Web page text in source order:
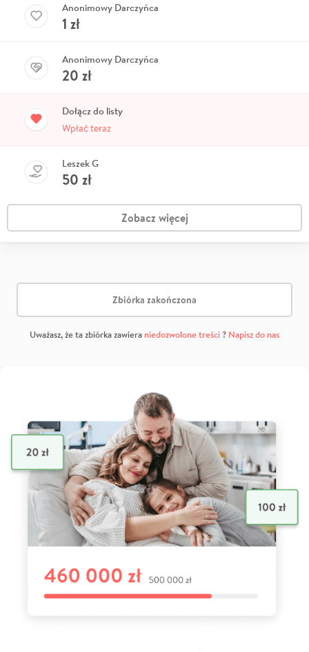
Anonimowy Darczyńca
1 zł
Anonimowy Darczyńca
20 zł
Dołącz do listy
Wpłać teraz
Leszek G
50 zł
Zobacz więcej
Zbiórka zakończona
Uważasz, że ta zbiórka zawiera niedozwolone treści? Napisz do nas